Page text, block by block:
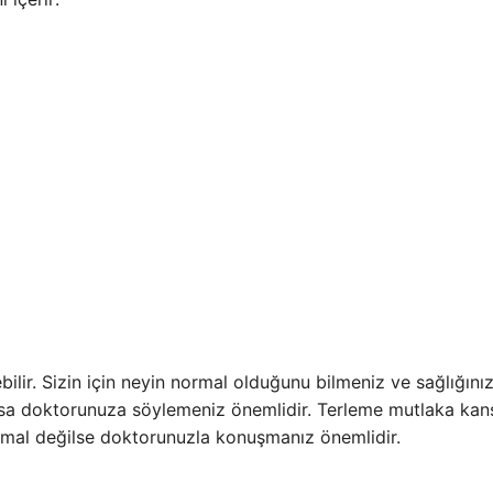
Sizin için neyin normal olduğunu bilmeniz ve
doktorunuza söylemeniz önemlidir. Terleme mutlaka
değilse doktorunuzla konuşmanız önemlidir.